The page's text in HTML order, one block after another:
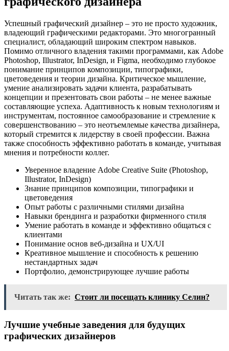
Успешный графический дизайнер – это не просто художник,
владеющий графическими редакторами. Это многогранный
специалист, обладающий широким спектром навыков.
Помимо отличного владения такими программами, как Adobe
Photoshop, Illustrator, InDesign, и Figma, необходимо глубокое
понимание принципов композиции, типографики,
цветоведения и теории дизайна. Критическое мышление,
умение анализировать задачи клиента, разрабатывать
концепции и презентовать свои работы – не менее важные
составляющие успеха. Адаптивность к новым технологиям и
инструментам, постоянное самообразование и стремление к
совершенствованию – это неотъемлемые качества дизайнера,
который стремится к лидерству в своей профессии. Важна
также способность эффективно работать в команде, учитывая
мнения и потребности коллег.
Уверенное владение Adobe Creative Suite (Photoshop,
Illustrator, InDesign)
Знание принципов композиции, типографики и
цветоведения
Опыт работы с различными стилями дизайна
Навыки брендинга и разработки фирменного стиля
Умение работать в команде и эффективно общаться с
клиентами
Понимание основ веб-дизайна и UX/UI
Креативное мышление и способность к решению
нестандартных задач
Портфолио, демонстрирующее лучшие работы
Читать так же: Стоит ли посещать клинику Селин?
Лучшие учебные заведения для будущих
графических дизайнеров